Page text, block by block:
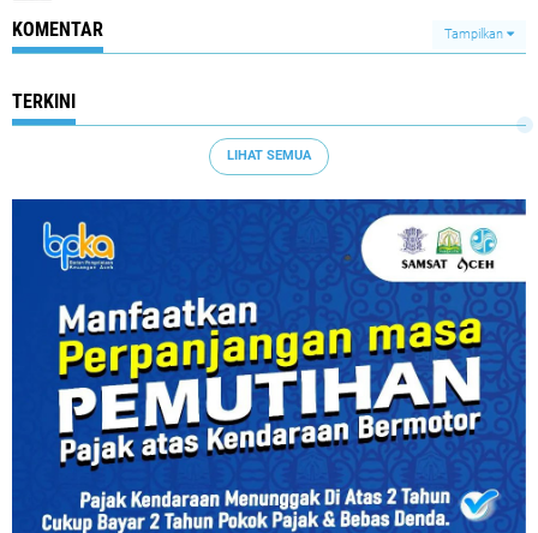
KOMENTAR Tampilkan
TERKINI
LIHAT SEMUA